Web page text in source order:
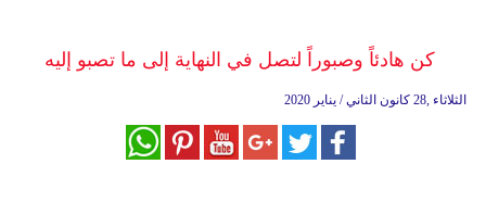
وموسيقى
كن هادئاً وصبوراً لتصل في النهاية إلى ما تصبو إليه
الثلاثاء ,28 كانون الثاني / يناير 2020